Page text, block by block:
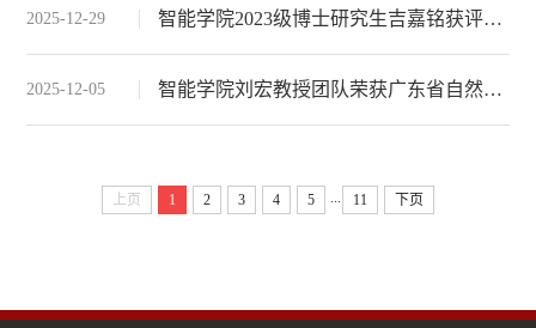
2025-12-29 智能学院2023级博士研究生吉嘉铭获评“北京大学学生年度人物·2025”
2025-12-05 智能学院刘宏教授团队荣获广东省自然科学一等奖
上页 1 2 3 4 5 ... 11 下页